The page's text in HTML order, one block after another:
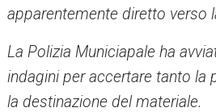
apparentemente diretto verso
La Polizia Municiapale ha
indagini per accertare tanto la
la destinazione del materiale.